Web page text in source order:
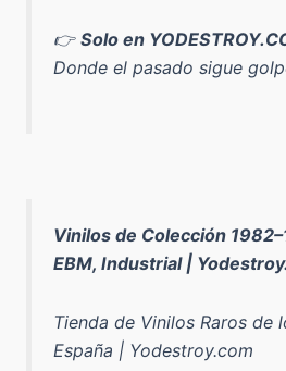
👉Solo en
Donde el pasado sigue
Vinilos de Colección
EBM, Industrial |
Tienda de Vinilos Raros de
España | Yodestroy.com